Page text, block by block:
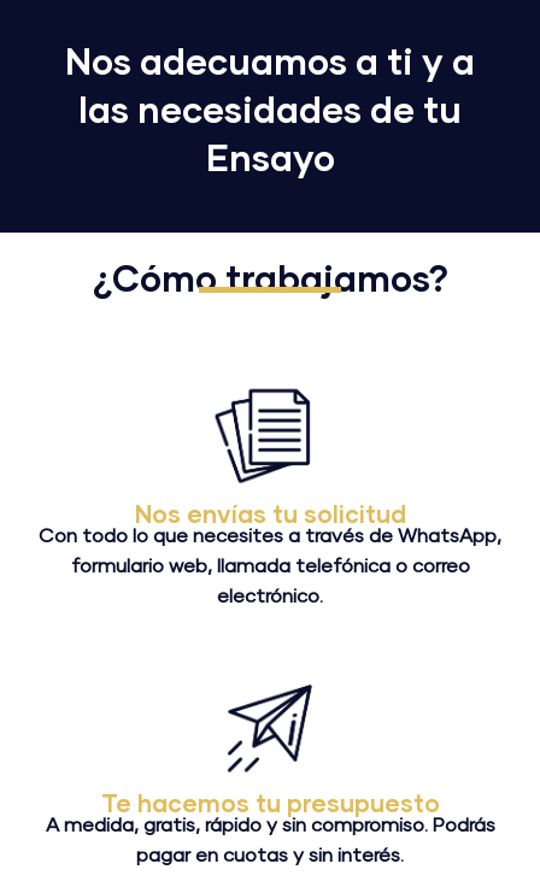
Nos adecuamos a ti y a
las necesidades de tu
Ensayo
¿Cómo trabajamos?
Nos envías tu solicitud
Con todo lo que necesites a través de WhatsApp,
formulario web, llamada telefónica o correo
electrónico.
Te hacemos tu presupuesto
A medida, gratis, rápido y sin compromiso. Podrás
pagar en cuotas y sin interés.